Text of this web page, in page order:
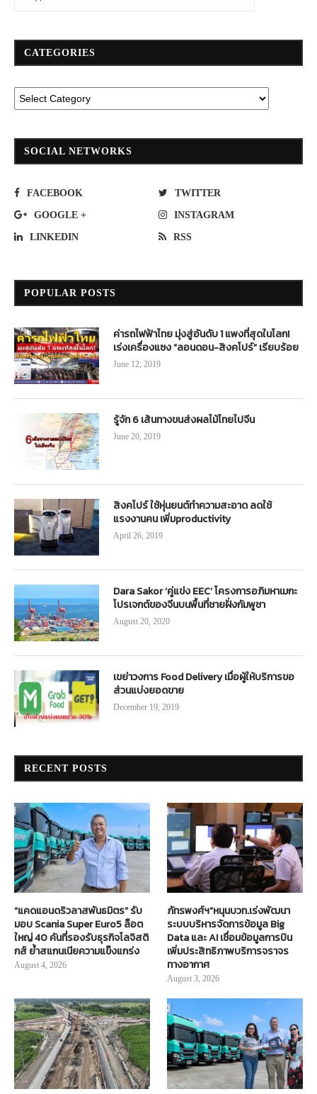
CATEGORIES
SOCIAL NETWORKS
FACEBOOK TWITTER
GOOGLE + INSTAGRAM
LINKEDIN RSS
POPULAR POSTS
ค่ารถไฟฟ้าไทย มุ่งสู่อันดับ 1 แพงที่สุดในโลก!
เร่งเครื่องแซง “ลอนดอน-สิงคโปร์” เรียบร้อย
June 12, 2019
รู้จัก 6 เส้นทางขนส่งผลไม้ไทยไปจีน
June 20, 2019
สิงคโปร์ ใช้หุ่นยนต์ทำความสะอาด ลดใช้
แรงงานคน เพิ่มproductivity
April 26, 2019
Dara Sakor ‘คู่แข่ง EEC’ โครงการอภิมหาเมกะ
โปรเจกต์ของจีนบนพื้นที่ชายฝั่งกัมพูชา
August 20, 2020
เขย่าวงการ Food Delivery เมื่อผู้ให้บริการขอ
ส่วนแบ่งยอดขาย
December 19, 2019
RECENT POSTS
“แคดแอนดริวลาสพันธมิตร” รับ
มอบ Scania Super Euro5 ล็อต
ใหญ่ 40 คันที่รองรับธุรกิจโลจิสติ
กส์ ย้ำสแกนเนียความแข็งแกร่ง
August 4, 2026
ภัทรพงศ์ฯ”หนุนบวท.เร่งพัฒนา
ระบบบริหารจัดการข้อมูล Big
Data และ AI เชื่อมข้อมูลการบิน
เพิ่มประสิทธิภาพบริการจราจร
ทางอากาศ
August 3, 2026